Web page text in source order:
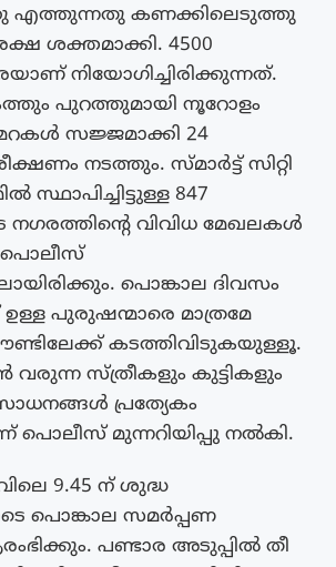
എത്തുന്നതു കണക്കിലെടുത്തു
ശക്തമാക്കി. 4500
നിയോഗിച്ചിരിക്കുന്നത്.
പുറത്തുമായി നൂറോളം
സജ്ജമാക്കി 24
നടത്തും. സ്മാര്‍ട്ട് സിറ്റി
സ്ഥാപിച്ചിട്ടുള്ള 847
നഗരത്തിന്റെ വിവിധ മേഖലകള്‍
പൊങ്കാല ദിവസം
ഉള്ള പുരുഷന്മാരെ മാത്രമേ
കടത്തിവിടുകയുള്ളൂ.
വരുന്ന സ്ത്രീകളും കുട്ടികളും
സാധനങ്ങള്‍ പ്രത്യേകം
പൊലീസ് മുന്നറിയിപ്പു നല്‍കി.
9.45 ന് ശുദ്ധ
പൊങ്കാല സമർപ്പണ
പണ്ടാര അടുപ്പിൽ തീ